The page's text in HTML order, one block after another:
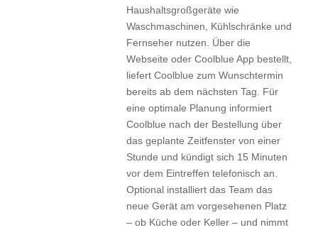
Haushaltsgroßgeräte wie
Waschmaschinen, Kühlschränke und
Fernseher nutzen. Über die
Webseite oder Coolblue App bestellt,
liefert Coolblue zum Wunschtermin
bereits ab dem nächsten Tag. Für
eine optimale Planung informiert
Coolblue nach der Bestellung über
das geplante Zeitfenster von einer
Stunde und kündigt sich 15 Minuten
vor dem Eintreffen telefonisch an.
Optional installiert das Team das
neue Gerät am vorgesehenen Platz
– ob Küche oder Keller – und nimmt